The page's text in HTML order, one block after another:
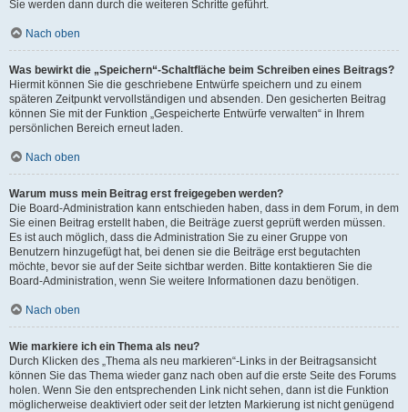
Sie werden dann durch die weiteren Schritte geführt.
Nach oben
Was bewirkt die „Speichern“-Schaltfläche beim Schreiben eines Beitrags?
Hiermit können Sie die geschriebene Entwürfe speichern und zu einem
späteren Zeitpunkt vervollständigen und absenden. Den gesicherten Beitrag
können Sie mit der Funktion „Gespeicherte Entwürfe verwalten“ in Ihrem
persönlichen Bereich erneut laden.
Nach oben
Warum muss mein Beitrag erst freigegeben werden?
Die Board-Administration kann entschieden haben, dass in dem Forum, in dem
Sie einen Beitrag erstellt haben, die Beiträge zuerst geprüft werden müssen.
Es ist auch möglich, dass die Administration Sie zu einer Gruppe von
Benutzern hinzugefügt hat, bei denen sie die Beiträge erst begutachten
möchte, bevor sie auf der Seite sichtbar werden. Bitte kontaktieren Sie die
Board-Administration, wenn Sie weitere Informationen dazu benötigen.
Nach oben
Wie markiere ich ein Thema als neu?
Durch Klicken des „Thema als neu markieren“-Links in der Beitragsansicht
können Sie das Thema wieder ganz nach oben auf die erste Seite des Forums
holen. Wenn Sie den entsprechenden Link nicht sehen, dann ist die Funktion
möglicherweise deaktiviert oder seit der letzten Markierung ist nicht genügend